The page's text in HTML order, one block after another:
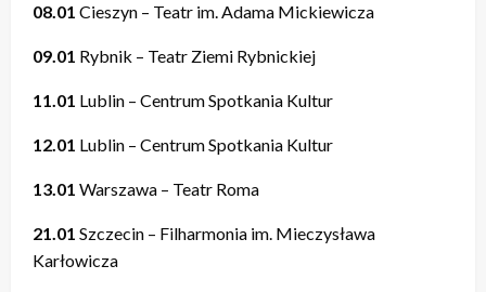
08.01 Cieszyn – Teatr im. Adama Mickiewicza
09.01 Rybnik – Teatr Ziemi Rybnickiej
11.01 Lublin – Centrum Spotkania Kultur
12.01 Lublin – Centrum Spotkania Kultur
13.01 Warszawa – Teatr Roma
21.01 Szczecin – Filharmonia im. Mieczysława
Karłowicza